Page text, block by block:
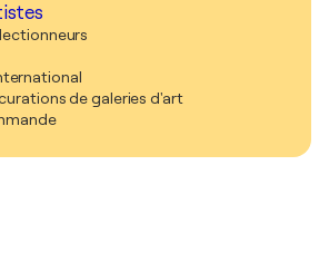
de galeries d'art